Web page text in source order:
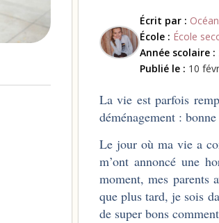
Écrit par :
École : École
Année scolaire :
Publié le : 10
La vie est parfois
déménagement :
Le jour où ma vie a
m’ont annoncé une
moment, mes parents
que plus tard, je sois
de super bons